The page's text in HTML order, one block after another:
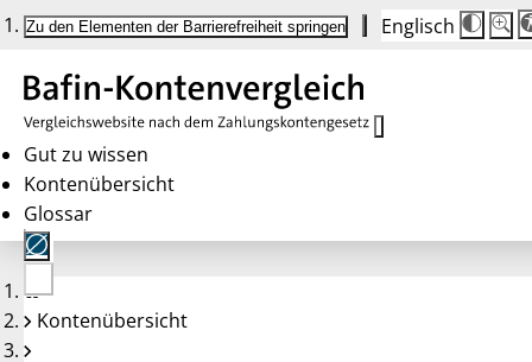
Zu den Elementen der Barrierefreiheit springen Englisch
Die
100
Gut zu wissen
Kontenübersicht
Glossar
Keine
Konten
Kontenübersicht